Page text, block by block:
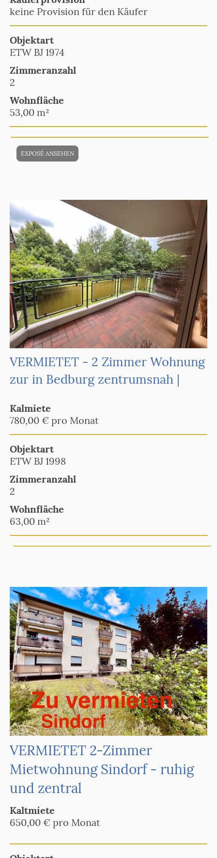
keine Provision für den Käufer
Objektart
ETW BJ 1974
Zimmeranzahl
2
Wohnfläche
53,00 m²
EXPOSÉ ANSEHEN
VERMIETET - 2 Zimmer Wohnung
zur in Bedburg zentrumsnah |
Kalmiete
780,00 € pro Monat
Objektart
ETW BJ 1998
Zimmeranzahl
2
Wohnfläche
63,00 m²
VERMIETET 2-Zimmer
Mietwohnung Sindorf - ruhig
und zentral
Kaltmiete
650,00 € pro Monat